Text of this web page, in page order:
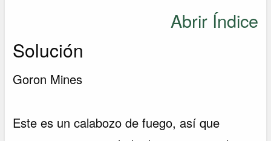
Abrir Índice
Solución
Goron Mines
Este es un calabozo de fuego, así que